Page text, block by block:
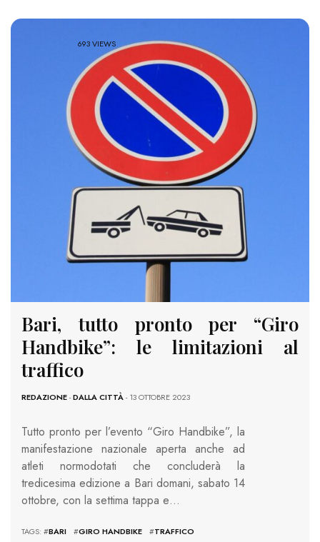
693 VIEWS
Bari, tutto pronto per “Giro
Handbike”: le limitazioni al
traffico
REDAZIONE-DALLA CITTÀ- 13 OTTOBRE 2023
Tutto pronto per l’evento “Giro Handbike”, la
manifestazione nazionale aperta anche ad
atleti normodotati che concluderà la
tredicesima edizione a Bari domani, sabato 14
ottobre, con la settima tappa e…
TAGS: #BARI #GIRO HANDBIKE #TRAFFICO